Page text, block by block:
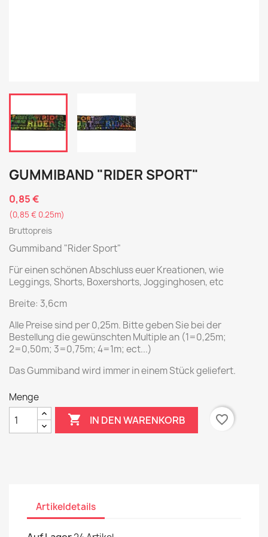
GUMMIBAND "RIDER SPORT"
0,85 €
(0,85 € 0.25m)
Bruttopreis
Gummiband "Rider Sport"
Für einen schönen Abschluss euer Kreationen, wie
Leggings, Shorts, Boxershorts, Jogginghosen, etc
Breite: 3,6cm
Alle Preise sind per 0,25m. Bitte geben Sie bei der
Bestellung die gewünschten Multiple an (1=0,25m;
2=0,50m; 3=0,75m; 4=1m; ect...)
Das Gummiband wird immer in einem Stück geliefert.
Menge
 IN DEN WARENKORB favorite_border
Artikeldetails